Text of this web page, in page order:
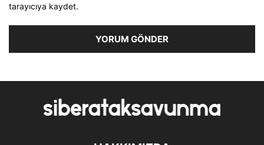
tarayıcıya kaydet.